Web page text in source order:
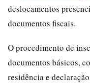
deslocamentos
documentos fiscais.
O procedimento de
documentos básicos,
residência e